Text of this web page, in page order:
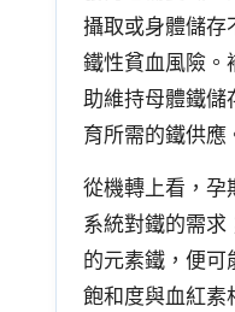
攝取或身體儲存
鐵性貧血風險。
助維持母體鐵儲
育所需的鐵供應
從機轉上看，孕
系統對鐵的需
的元素鐵，便可
飽和度與血紅素